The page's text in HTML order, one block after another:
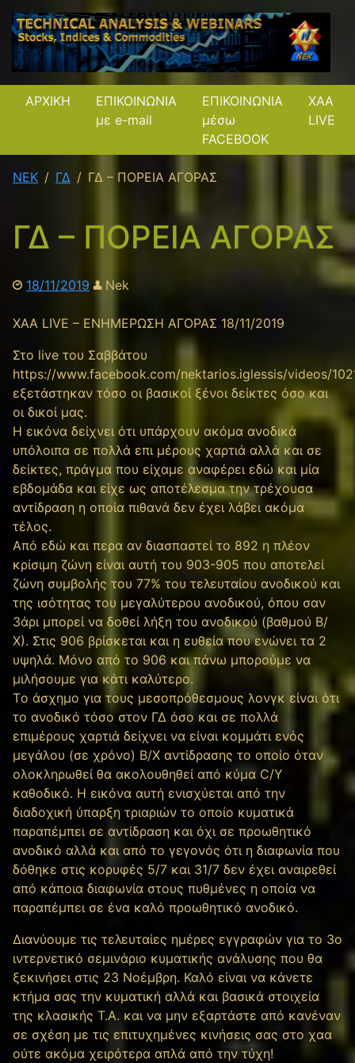
ΑΡΧΙΚΗ
ΕΠΙΚΟΙΝΩΝΙΑ
με e-mail
ΕΠΙΚΟΙΝΩΝΙΑ
μέσω
FACEBOOK
XAA
LIVE
NEK ΓΔ ΓΔ – ΠΟΡΕΙΑ ΑΓΟΡΑΣ
ΓΔ – ΠΟΡΕΙΑ ΑΓΟΡΑΣ
18/11/2019 Nek
XAA LIVE – ΕΝΗΜΕΡΩΣΗ ΑΓΟΡΑΣ 18/11/2019
Στο live του Σαββάτου
https://www.facebook.com/nektarios.iglessis/videos/
εξετάστηκαν τόσο οι βασικοί ξένοι δείκτες όσο και
οι δικοί μας.
Η εικόνα δείχνει ότι υπάρχουν ακόμα ανοδικά
υπόλοιπα σε πολλά επι μέρους χαρτιά αλλά και σε
δείκτες, πράγμα που είχαμε αναφέρει εδώ και μία
εβδομάδα και είχε ως αποτέλεσμα την τρέχουσα
αντίδραση η οποία πιθανά δεν έχει λάβει ακόμα
τέλος.
Από εδώ και περα αν διασπαστεί το 892 η πλέον
κρίσιμη ζώνη είναι αυτή του 903-905 που αποτελεί
ζώνη συμβολής του 77% του τελευταίου ανοδικού και
της ισότητας του μεγαλύτερου ανοδικού, όπου σαν
3άρι μπορεί να δοθεί λήξη του ανοδικού (βαθμού Β/
Χ). Στις 906 βρίσκεται και η ευθεία που ενώνει τα 2
υψηλά. Μόνο από το 906 και πάνω μπορούμε να
μιλήσουμε για κάτι καλύτερο.
Tο άσχημο για τους μεσοπρόθεσμους λονγκ είναι ότι
το ανοδικό τόσο στον ΓΔ όσο και σε πολλά
επιμέρους χαρτιά δείχνει να είναι κομμάτι ενός
μεγάλου (σε χρόνο) Β/Χ αντίδρασης το οποίο όταν
ολοκληρωθεί θα ακολουθηθεί από κύμα C/Y
καθοδικό. Η εικόνα αυτή ενισχύεται από την
διαδοχική ύπαρξη τριαριών το οποίο κυματικά
παραπέμπει σε αντίδραση και όχι σε προωθητικό
ανοδικό αλλά και από το γεγονός ότι η διαφωνία που
δόθηκε στις κορυφές 5/7 και 31/7 δεν έχει αναιρεθεί
από κάποια διαφωνία στους πυθμένες η οποία να
παραπέμπει σε ένα καλό προωθητικό ανοδικό.
Διανύουμε τις τελευταίες ημέρες εγγραφών για το 3ο
ιντερνετικό σεμινάριο κυματικής ανάλυσης που θα
ξεκινήσει στις 23 Νοέμβρη. Καλό είναι να κάνετε
κτήμα σας την κυματική αλλά και βασικά στοιχεία
της κλασικής Τ.Α. και να μην εξαρτάστε από κανέναν
σε σχέση με τις επιτυχημένες κινήσεις σας στο χαα
ούτε ακόμα χειρότερα απλά από την τύχη!